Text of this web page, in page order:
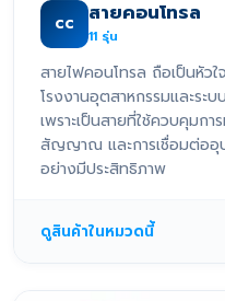
CC สายคอนโทรล
11 รุ่น
สายไฟคอนโทรล ถือเป็นหัว
โรงงานอุตสาหกรรมและร
เพราะเป็นสายที่ใช้ควบคุมก
สัญญาณ และการเชื่อมต่ออุ
อย่างมีประสิทธิภาพ
ดูสินค้าในหมวดนี้